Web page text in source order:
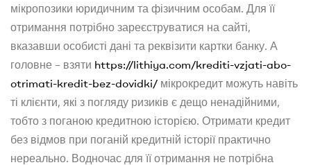
мікропозики юридичним та фізичним особам. Для її
отримання потрібно зареєструватися на сайті,
вказавши особисті дані та реквізити картки банку. А
головне – взяти https://lithiya.com/krediti-vzjati-abo-
otrimati-kredit-bez-dovidki/ мікрокредит можуть навіть
ті клієнти, які з погляду ризиків є дещо ненадійними,
тобто з поганою кредитною історією. Отримати кредит
без відмов при поганій кредитній історії практично
нереально. Водночас для її отримання не потрібна